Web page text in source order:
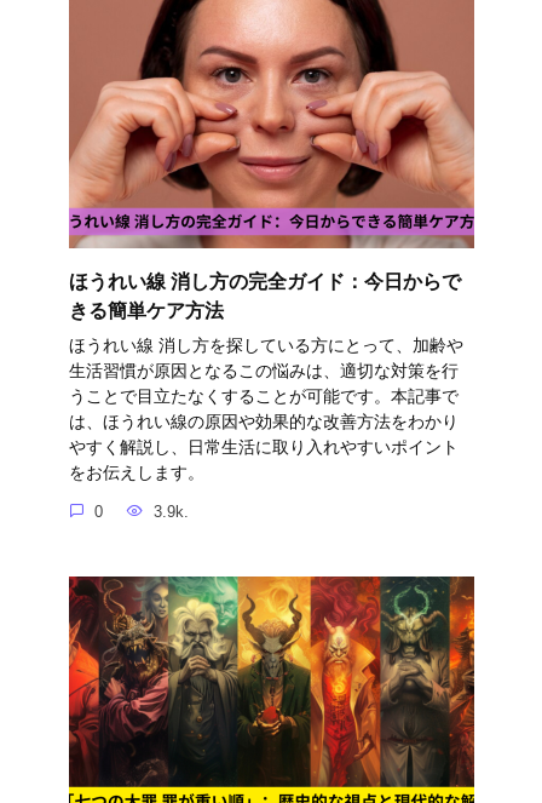
ほうれい線 消し方の完全ガイド：今日からで
きる簡単ケア方法
ほうれい線 消し方を探している方にとって、加齢や
生活習慣が原因となるこの悩みは、適切な対策を行
うことで目立たなくすることが可能です。本記事で
は、ほうれい線の原因や効果的な改善方法をわかり
やすく解説し、日常生活に取り入れやすいポイント
をお伝えします。
0 3.9k.